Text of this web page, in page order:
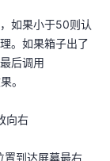
如果小于50则认
。如果箱子出了
后调用
。
向右
到达屏幕最右